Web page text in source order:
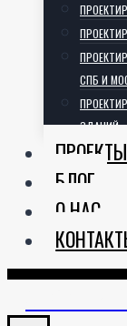
СПБ И
ЗДАНИЙ
ПРОЕКТЫ
БЛОГ
О НАС